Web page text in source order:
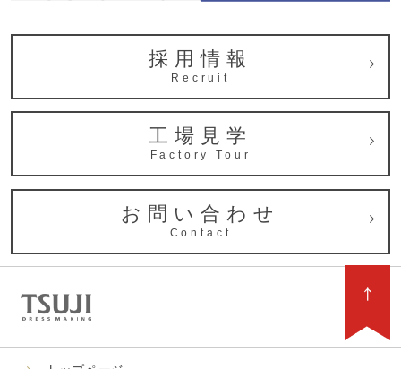
採用情報
Recruit
工場見学
Factory Tour
お問い合わせ
Contact